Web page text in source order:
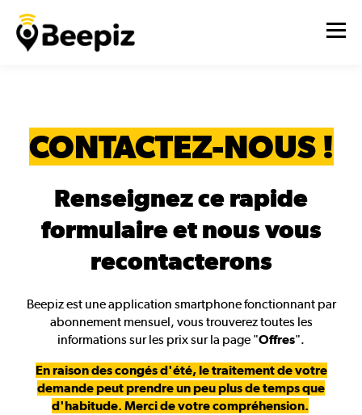
CONTACTEZ-NOUS !
Renseignez ce rapide
formulaire et nous vous
recontacterons
Beepiz est une application smartphone fonctionnant par
abonnement mensuel, vous trouverez toutes les
informations sur les prix sur la page "Offres".
En raison des congés d'été, le traitement de votre
demande peut prendre un peu plus de temps que
d'habitude. Merci de votre compréhension.